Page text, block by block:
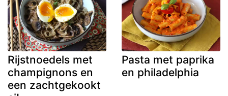
Rijstnoedels met
champignons en
een zachtgekookt
Pasta met paprika
en philadelphia